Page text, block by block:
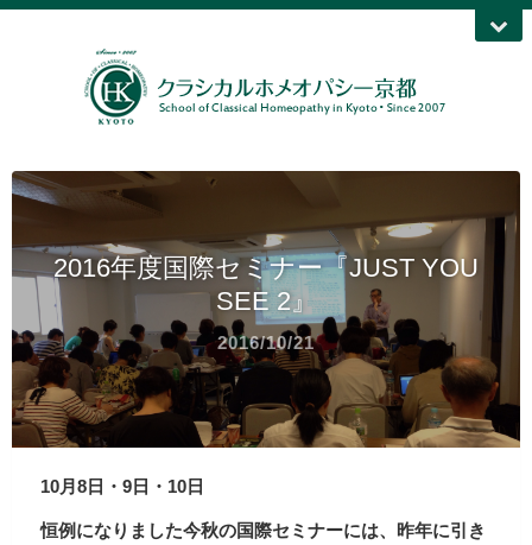
2016年度国際セミナー『JUST YOU
SEE 2』
2016/10/21
10月8日・9日・10日
恒例になりました今秋の国際セミナーには、昨年に引き